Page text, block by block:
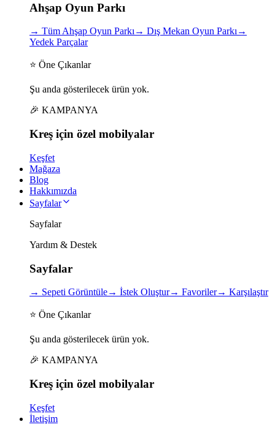
Ahşap Oyun Parkı
→ Tüm Ahşap Oyun Parkı→ Dış Mekan Oyun Parkı→
Yedek Parçalar
⭐ Öne Çıkanlar
Şu anda gösterilecek ürün yok.
🎉 KAMPANYA
Kreş için özel mobilyalar
Keşfet
Mağaza
Blog
Hakkımızda
Sayfalar
Sayfalar
Yardım & Destek
Sayfalar
→ Sepeti Görüntüle→ İstek Oluştur→ Favoriler→ Karşılaştır
⭐ Öne Çıkanlar
Şu anda gösterilecek ürün yok.
🎉 KAMPANYA
Kreş için özel mobilyalar
Keşfet
İletişim